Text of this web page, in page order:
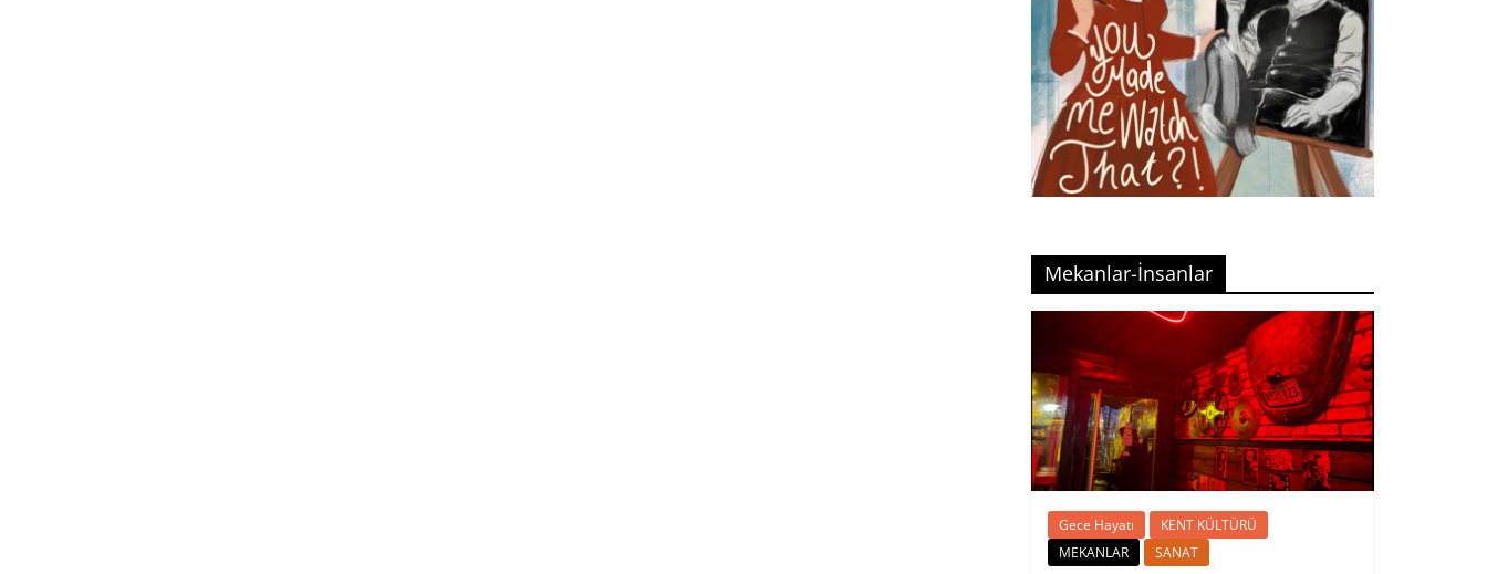
Mekanlar-İnsanlar
Gece Hayatı
KENT KÜLTÜRÜ
MEKANLAR
SANAT